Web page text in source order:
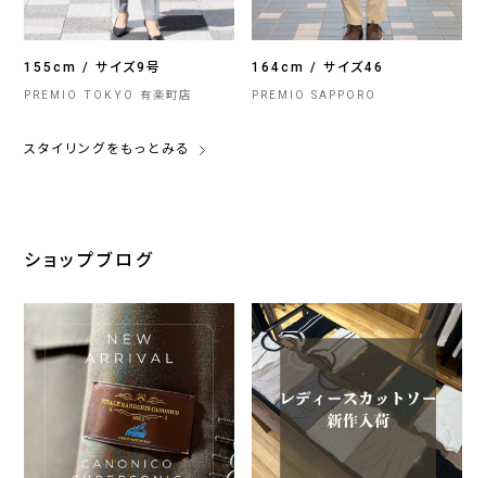
155cm / サイズ9号
PREMIO TOKYO 有楽町店
164cm / サイズ46
PREMIO SAPPORO
スタイリングをもっとみる
ショップブログ